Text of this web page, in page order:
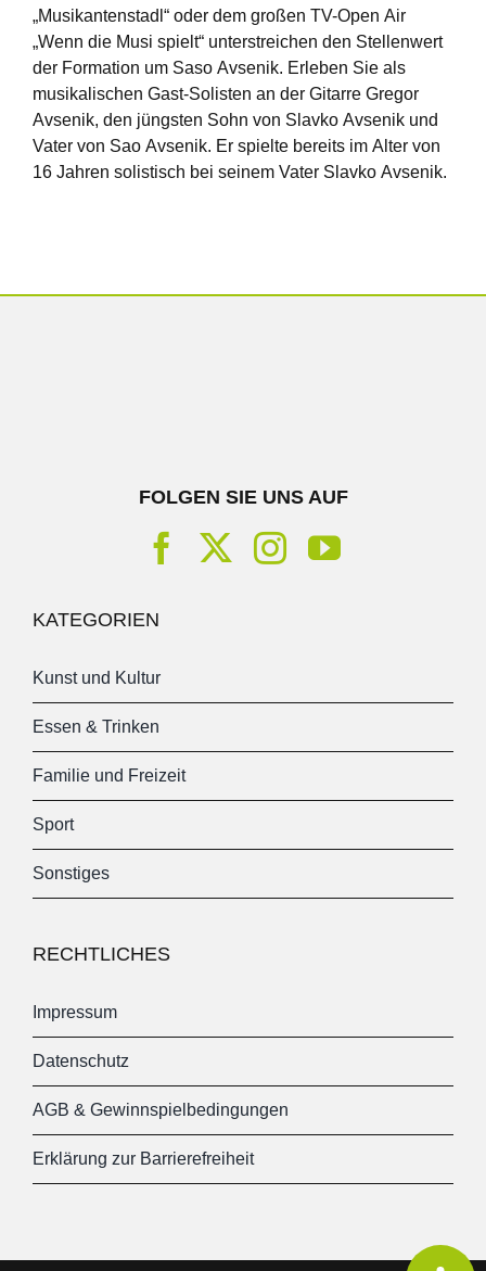
„Musikantenstadl“ oder dem großen TV-Open Air
„Wenn die Musi spielt“ unterstreichen den Stellenwert
der Formation um Saso Avsenik. Erleben Sie als
musikalischen Gast-Solisten an der Gitarre Gregor
Avsenik, den jüngsten Sohn von Slavko Avsenik und
Vater von Sao Avsenik. Er spielte bereits im Alter von
16 Jahren solistisch bei seinem Vater Slavko Avsenik.
FOLGEN SIE UNS AUF
KATEGORIEN
Kunst und Kultur
Essen & Trinken
Familie und Freizeit
Sport
Sonstiges
RECHTLICHES
Impressum
Datenschutz
AGB & Gewinnspielbedingungen
Erklärung zur Barrierefreiheit